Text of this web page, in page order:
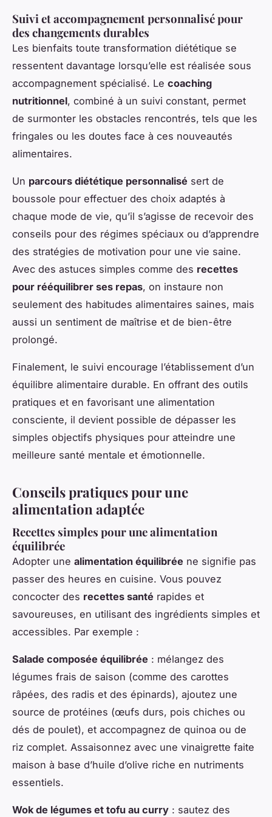
Suivi et accompagnement personnalisé pour
des changements durables
Les bienfaits toute transformation diététique se
ressentent davantage lorsqu’elle est réalisée sous
accompagnement spécialisé. Le coaching
nutritionnel, combiné à un suivi constant, permet
de surmonter les obstacles rencontrés, tels que les
fringales ou les doutes face à ces nouveautés
alimentaires.
Un parcours diététique personnalisé sert de
boussole pour effectuer des choix adaptés à
chaque mode de vie, qu’il s’agisse de recevoir des
conseils pour des régimes spéciaux ou d’apprendre
des stratégies de motivation pour une vie saine.
Avec des astuces simples comme des recettes
pour rééquilibrer ses repas, on instaure non
seulement des habitudes alimentaires saines, mais
aussi un sentiment de maîtrise et de bien-être
prolongé.
Finalement, le suivi encourage l’établissement d’un
équilibre alimentaire durable. En offrant des outils
pratiques et en favorisant une alimentation
consciente, il devient possible de dépasser les
simples objectifs physiques pour atteindre une
meilleure santé mentale et émotionnelle.
Conseils pratiques pour une
alimentation adaptée
Recettes simples pour une alimentation
équilibrée
Adopter une alimentation équilibrée ne signifie pas
passer des heures en cuisine. Vous pouvez
concocter des recettes santé rapides et
savoureuses, en utilisant des ingrédients simples et
accessibles. Par exemple :
Salade composée équilibrée : mélangez des
légumes frais de saison (comme des carottes
râpées, des radis et des épinards), ajoutez une
source de protéines (œufs durs, pois chiches ou
dés de poulet), et accompagnez de quinoa ou de
riz complet. Assaisonnez avec une vinaigrette faite
maison à base d’huile d’olive riche en nutriments
essentiels.
Wok de légumes et tofu au curry : sautez des